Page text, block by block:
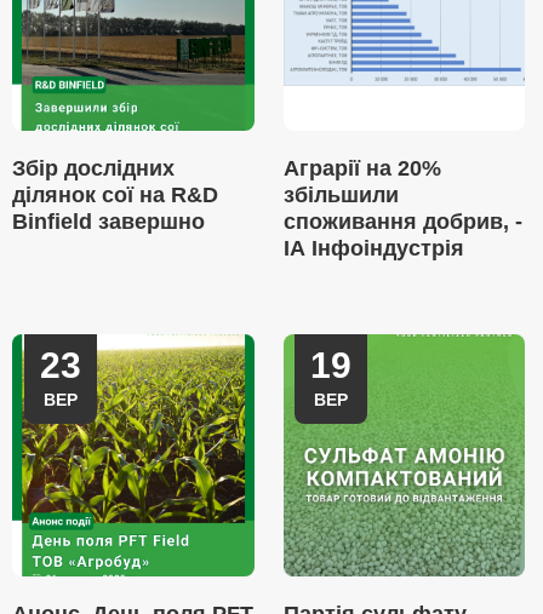
Збір дослідних
ділянок сої на R&D
Binfield завершно
Аграрії на 20%
збільшили
споживання добрив, -
ІА Інфоіндустрія
23
ВЕР
19
ВЕР